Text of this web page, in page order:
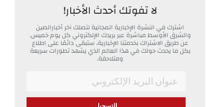
لا تفوتك أحدث الأخبار!
اشترك في النشرة الإخبارية المجانية لتصلك آخر أخبارالصين
والشرق الأوسط مباشرة عبر بريدك الإلكتروني كل يوم خميس.
عن طريق الاشتراك بخدمتنا الإخبارية، ستبقى دائمًا على اطلاع
بكل ما يحدث حولك في هذا العالم الذي يشهد تطورات سريعة
ومتلاحقة.
Email
*